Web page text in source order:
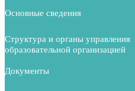
Основные сведения
Структура и органы управления
образовательной организацией
Документы